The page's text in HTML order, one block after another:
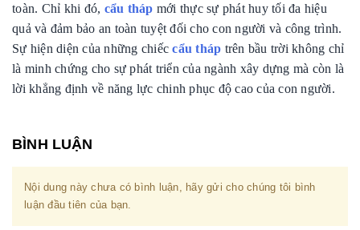
toàn. Chỉ khi đó, cẩu tháp mới thực sự phát huy tối đa hiệu
quả và đảm bảo an toàn tuyệt đối cho con người và công trình.
Sự hiện diện của những chiếccẩu tháp trên bầu trời không chỉ
là minh chứng cho sự phát triển của ngành xây dựng mà còn là
lời khẳng định về năng lực chinh phục độ cao của con người.
BÌNH LUẬN
Nội dung này chưa có bình luận, hãy gửi cho chúng tôi bình
luận đầu tiên của bạn.